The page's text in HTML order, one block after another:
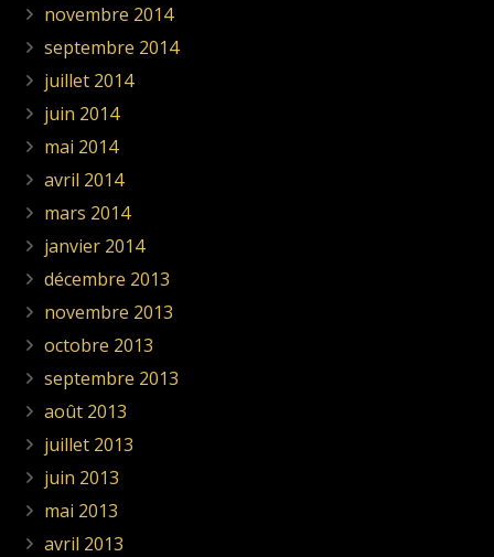
novembre 2014
septembre 2014
juillet 2014
juin 2014
mai 2014
avril 2014
mars 2014
janvier 2014
décembre 2013
novembre 2013
octobre 2013
septembre 2013
août 2013
juillet 2013
juin 2013
mai 2013
avril 2013